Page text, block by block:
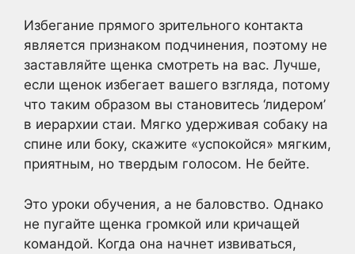
Избегание прямого зрительного контакта
является признаком подчинения, поэтому не
заставляйте щенка смотреть на вас. Лучше,
если щенок избегает вашего взгляда, потому
что таким образом вы становитесь ‘лидером’
в иерархии стаи. Мягко удерживая собаку на
спине или боку, скажите «успокойся» мягким,
приятным, но твердым голосом. Не бейте.
Это уроки обучения, а не баловство. Однако
не пугайте щенка громкой или кричащей
командой. Когда она начнет извиваться,